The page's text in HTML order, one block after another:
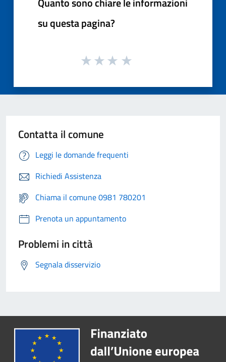
su questa pagina?
Contatta il comune
Leggi le domande frequenti
Richiedi Assistenza
Chiama il comune 0981 780201
Prenota un appuntamento
Problemi in città
Segnala disservizio